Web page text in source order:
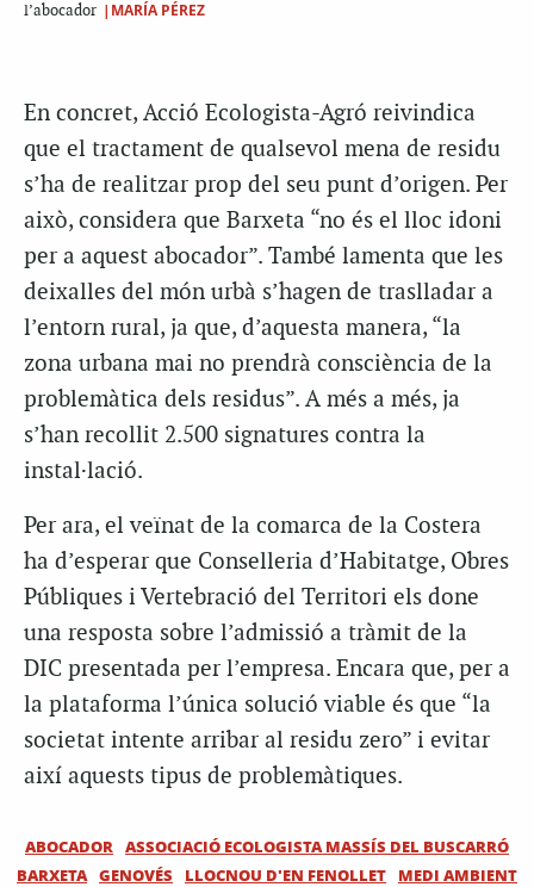
l’abocador |MARÍA PÉREZ
En concret, Acció Ecologista-Agró reivindica
que el tractament de qualsevol mena de residu
s’ha de realitzar prop del seu punt d’origen. Per
això, considera que Barxeta “no és el lloc idoni
per a aquest abocador”. També lamenta que les
deixalles del món urbà s’hagen de traslladar a
l’entorn rural, ja que, d’aquesta manera, “la
zona urbana mai no prendrà consciència de la
problemàtica dels residus”. A més a més, ja
s’han recollit 2.500 signatures contra la
instal·lació.
Per ara, el veïnat de la comarca de la Costera
ha d’esperar que Conselleria d’Habitatge, Obres
Públiques i Vertebració del Territori els done
una resposta sobre l’admissió a tràmit de la
DIC presentada per l’empresa. Encara que, per a
la plataforma l’única solució viable és que “la
societat intente arribar al residu zero” i evitar
així aquests tipus de problemàtiques.
ABOCADOR ASSOCIACIÓ ECOLOGISTA MASSÍS DEL BUSCARRÓ
BARXETA GENOVÉS LLOCNOU D'EN FENOLLET MEDI AMBIENT